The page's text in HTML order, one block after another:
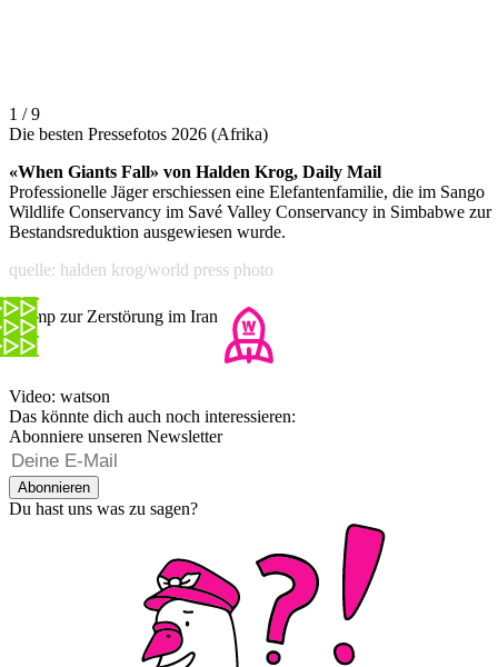
1 / 9
Die besten Pressefotos 2026 (Afrika)
«When Giants Fall» von Halden Krog, Daily Mail
Professionelle Jäger erschiessen eine Elefantenfamilie, die im Sango
Wildlife Conservancy im Savé Valley Conservancy in Simbabwe zur
Bestandsreduktion ausgewiesen wurde.
quelle: halden krog/world press photo
Trump zur Zerstörung im Iran
Video: watson
Das könnte dich auch noch interessieren:
Abonniere unseren Newsletter
Abonnieren
Du hast uns was zu sagen?